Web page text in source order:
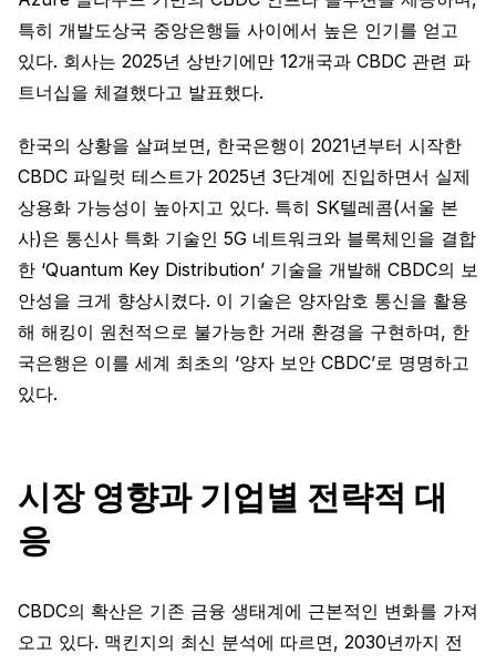
특히 개발도상국 중앙은행들 사이에서 높은 인기를 얻고
있다. 회사는 2025년 상반기에만 12개국과 CBDC 관련 파
트너십을 체결했다고 발표했다.
한국의 상황을 살펴보면, 한국은행이 2021년부터 시작한
CBDC 파일럿 테스트가 2025년 3단계에 진입하면서 실제
상용화 가능성이 높아지고 있다. 특히 SK텔레콤(서울 본
사)은 통신사 특화 기술인 5G 네트워크와 블록체인을 결합
한 ‘Quantum Key Distribution’ 기술을 개발해 CBDC의 보
안성을 크게 향상시켰다. 이 기술은 양자암호 통신을 활용
해 해킹이 원천적으로 불가능한 거래 환경을 구현하며, 한
국은행은 이를 세계 최초의 ‘양자 보안 CBDC’로 명명하고
있다.
시장 영향과 기업별 전략적 대
응
CBDC의 확산은 기존 금융 생태계에 근본적인 변화를 가져
오고 있다. 맥킨지의 최신 분석에 따르면, 2030년까지 전